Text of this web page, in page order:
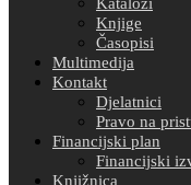
Knjige
Časopisi
Multimedija
Kontakt
Djelatnici
Pravo na
Financijski plan
Financijski
Knjižnica